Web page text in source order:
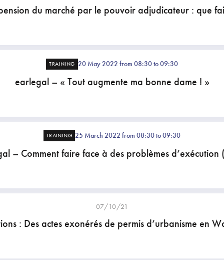
du marché par le pouvoir adjudicateur : que
TRAINING 20 May 2022 from 08:30 to 09:30
earlegal – « Tout augmente ma bonne dame ! »
TRAINING 25 March 2022 from 08:30 to 09:30
– Comment faire face à des problèmes d’exécution
07/10/21
: Des actes exonérés de permis d’urbanisme en